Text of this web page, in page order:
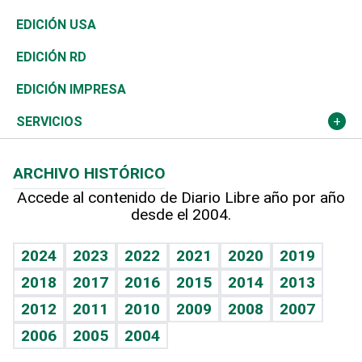
Reportajes
África
Ocenanía
Caribe
Resto del mundo
Vivienda
Telecom.
Global y variable
Economía personal
Buena Vida
Sociales
Novedades
Podcast Arte Libre
Hablando con el pediatra
Vida y familia
Eñe
Celebrando la vida
Sin complejos
Ciclismo
Tenis
Olimpismo
Más deportes
Línea de hit
TBT Deportivo
En Directo
El Espía
Noticiero Poteleche
Columnistas
Más firmas
Tecnología
Historia
Martes de tecnología
Cambio climático
Economía
Revista
Deportes
Opinión
Hecho en casa
Guía del dinero
EDICIÓN USA
EDICIÓN RD
EDICIÓN IMPRESA
SERVICIOS
Cumpleaños
Horóscopos
Crucigramas
ARCHIVO HISTÓRICO
Accede al contenido de Diario Libre año por año
desde el 2004.
2024 2023 2022 2021 2020
2019
2018
2017 2016 2015 2014
2013
2012
2011 2010 2009 2008
2007
2006
2005 2004